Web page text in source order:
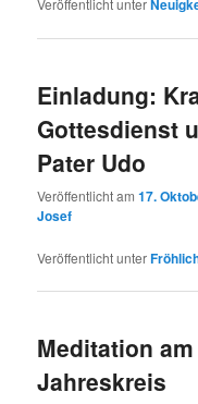
Veröffentlicht unter
Einladung:
Gottesdienst
Pater Udo
Veröffentlicht am17.
Josef
Veröffentlicht unter
Meditation
Jahreskreis